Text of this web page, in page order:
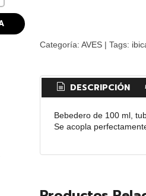
Categoría: AVES| Tags:
DESCRIPCIÓN
Bebedero de 100 ml,
Se acopla